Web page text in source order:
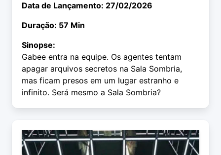
Data de Lançamento: 27/02/2026
Duração: 57 Min
Sinopse:
Gabee entra na equipe. Os agentes tentam
apagar arquivos secretos na Sala Sombria,
mas ficam presos em um lugar estranho e
infinito. Será mesmo a Sala Sombria?